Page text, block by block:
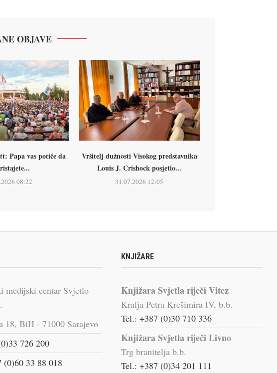
OBJAVE
Papa vas potiče da
08:22
Vršitelj dužnosti Visokog predstavnika
Louis J. Crishock posjetio...
31.07.2026 12:05
medijski centar Svjetlo
18, BiH - 71000 Sarajevo
726 200
(0)60 33 88 018
KNJIŽARE
Knjižara Svjetla riječi Vitez
Kralja Petra Krešimira IV, b.b.
Tel.: +387 (0)30 710 336
Knjižara Svjetla riječi Livno
Trg branitelja b.b.
Tel.: +387 (0)34 201 111